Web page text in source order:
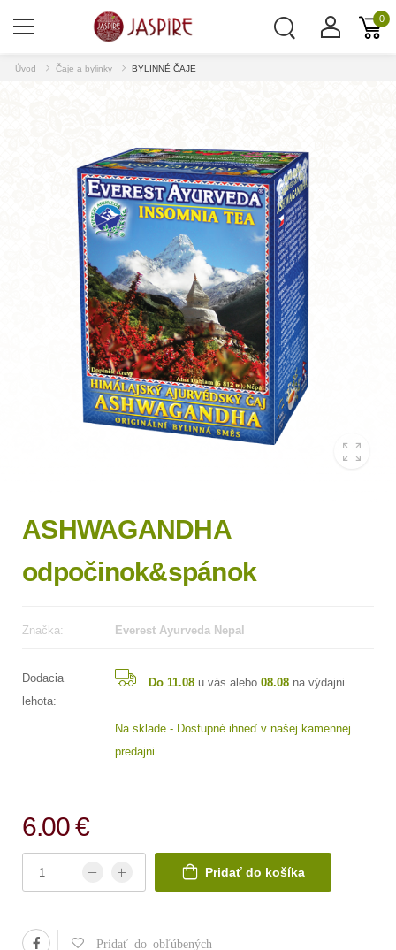
0
Úvod Čaje a bylinky BYLINNÉ ČAJE
ASHWAGANDHA
odpočinok&spánok
Značka: Everest Ayurveda Nepal
Dodacia
lehota:
Do 11.08u vás alebo 08.08na výdajni.
Na sklade - Dostupné ihneď v našej kamennej
predajni.
6.00 €
Pridať do košíka
Pridať do obľúbených